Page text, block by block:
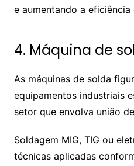
e aumentando a eficiência
4. Máquina de
As máquinas de solda
equipamentos industriais
setor que envolva união
Soldagem MIG, TIG ou
técnicas aplicadas